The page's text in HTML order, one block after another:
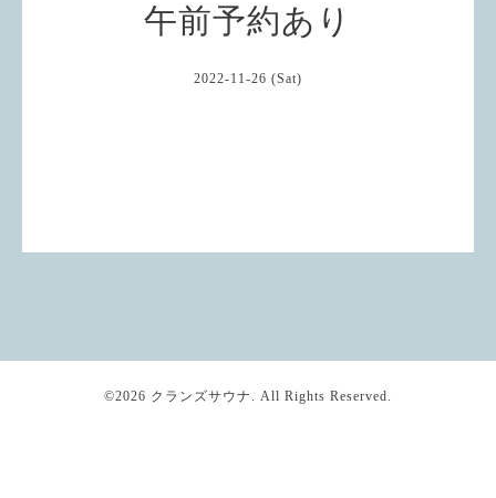
午前予約あり
2022-11-26 (Sat)
©2026 クランズサウナ . All Rights Reserved.